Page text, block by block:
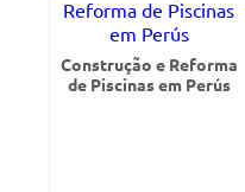
Construção e Reforma
de Piscinas em Perús